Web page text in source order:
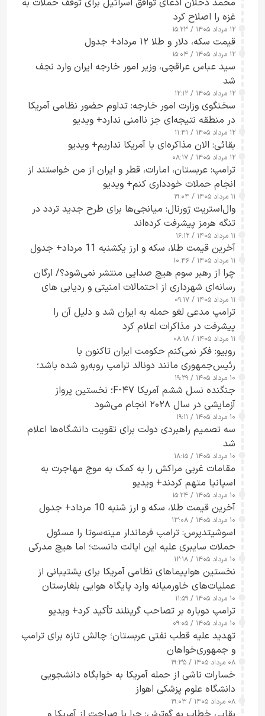
محمد دحلان ادعای توافق اسرائیل برای توقف حملات به
غزه را اصلاح کرد
۱۲ مرداد ۱۴۰۵ / ۱۵:۲۳
قیمت سکه، دلار و طلا ۱۲ مرداد+ جدول
۱۲ مرداد ۱۴۰۵ / ۱۵:۰۴
سید عباس عراقچی، وزیر امور خارجه ایران وارد نجف
شد
۱۲ مرداد ۱۴۰۵ / ۱۲:۱۲
سخنگوی وزارت امور خارجه: تداوم حضور نظامی آمریکا
در منطقه نتیجه‌ای جز ناامنی ندارد+ ویدیو
۱۲ مرداد ۱۴۰۵ / ۱۱:۴۱
بقائی: الان مذاکره‌ای با آمریکا نداریم+ ویدیو
۱۲ مرداد ۱۴۰۵ / ۰۸:۱۷
ترامپ: عربستان، امارات، قطر و ایران از من خواستند از
انجام حملات خودداری کنم+ ویدیو
۱۱ مرداد ۱۴۰۵ / ۱۹:۰۴
وال‌استریت ژورنال: میانجی‌ها برای طرح جدید تردد در
تنگه هرمز پیشرفت کرده‌اند
۱۱ مرداد ۱۴۰۵ / ۱۶:۱۲
آخرین قیمت طلا، سکه و ارز یکشنبه 11 مرداد+ جدول
۱۱ مرداد ۱۴۰۵ / ۱۰:۴۶
چرا از رهبر سوم هیچ صدایی منتشر نمی‌شود؟/ ارگان
رسانه‌ای شهرداری از احتمالات امنیتی و ردیابی های
جاسوسی گفت
۱۱ مرداد ۱۴۰۵ / ۰۹:۱۷
ترامپ مدعی لغو حمله به ایران شد و دلیل آن را
پیشرفت در مذاکرات اعلام کرد
۱۱ مرداد ۱۴۰۵ / ۰۸:۱۸
روبیو: فکر نمی‌کنم حکومت ایران تاکنون با
رئیس‌جمهوری مانند دونالد ترامپ روبه‌رو شده باشد؛
کسی که واقعاً دست به اقدام می‌زند
۱۰ مرداد ۱۴۰۵ / ۱۹:۲۹
جنگنده نسل ششم آمریکا F-۴۷؛ نخستین پرواز
آزمایشی در سال ۲۰۲۸ انجام می‌شود
۱۰ مرداد ۱۴۰۵ / ۱۹:۱۱
سه تصمیم راهبردی دولت برای تقویت دانشگاه‌ها اعلام
شد
۱۰ مرداد ۱۴۰۵ / ۱۸:۱۵
مقامات غربی مراکش را به کمک به موج مهاجرت به
اسپانیا متهم کردند+ ویدیو
۱۰ مرداد ۱۴۰۵ / ۱۵:۲۴
آخرین قیمت طلا، سکه و ارز شنبه 10 مرداد+ جدول
۱۰ مرداد ۱۴۰۵ / ۱۳:۰۸
اسوشیتدپرس: ترامپ فرماندار مینه‌سوتا را مسئول
حملات سایبری علیه این ایالت دانست؛ اما هیچ مدرکی
ارائه نکرد
۱۰ مرداد ۱۴۰۵ / ۱۲:۱۸
نخستین هواپیماهای نظامی آمریکا برای پشتیبانی از
عملیات‌های خاورمیانه وارد پایگاه هوایی بلغارستان
شدند
۱۰ مرداد ۱۴۰۵ / ۱۱:۵۹
ترامپ دوباره بر تصاحب گرینلند تأکید کرد+ ویدیو
۱۰ مرداد ۱۴۰۵ / ۰۹:۰۵
تهدید علیه قطب نفتی عربستان؛ چالش تازه برای ترامپ
و جمهوری‌خواهان
۰۸ مرداد ۱۴۰۵ / ۱۹:۳۵
خسارات ناشی از حمله آمریکا به خوابگاه دانشجویی
دانشگاه علوم پزشکی اهواز
۰۸ مرداد ۱۴۰۵ / ۱۹:۰۳